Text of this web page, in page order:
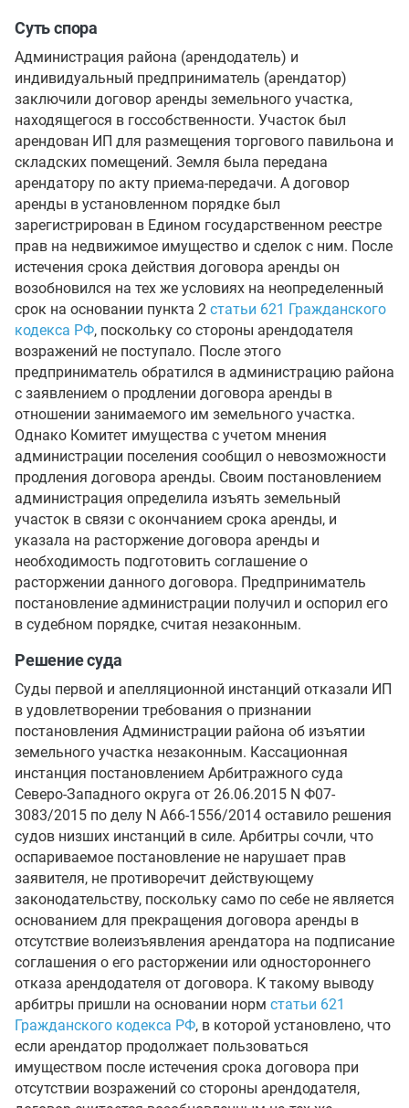
Суть спора
Администрация района (арендодатель) и
индивидуальный предприниматель (арендатор)
заключили договор аренды земельного участка,
находящегося в госсобственности. Участок был
арендован ИП для размещения торгового павильона и
складских помещений. Земля была передана
арендатору по акту приема-передачи. А договор
аренды в установленном порядке был
зарегистрирован в Едином государственном реестре
прав на недвижимое имущество и сделок с ним. После
истечения срока действия договора аренды он
возобновился на тех же условиях на неопределенный
срок на основании пункта 2 статьи 621 Гражданского
кодекса РФ, поскольку со стороны арендодателя
возражений не поступало. После этого
предприниматель обратился в администрацию района
с заявлением о продлении договора аренды в
отношении занимаемого им земельного участка.
Однако Комитет имущества с учетом мнения
администрации поселения сообщил о невозможности
продления договора аренды. Своим постановлением
администрация определила изъять земельный
участок в связи с окончанием срока аренды, и
указала на расторжение договора аренды и
необходимость подготовить соглашение о
расторжении данного договора. Предприниматель
постановление администрации получил и оспорил его
в судебном порядке, считая незаконным.
Решение суда
Суды первой и апелляционной инстанций отказали ИП
в удовлетворении требования о признании
постановления Администрации района об изъятии
земельного участка незаконным. Кассационная
инстанция постановлением Арбитражного суда
Северо-Западного округа от 26.06.2015 N Ф07-
3083/2015 по делу N А66-1556/2014 оставило решения
судов низших инстанций в силе. Арбитры сочли, что
оспариваемое постановление не нарушает прав
заявителя, не противоречит действующему
законодательству, поскольку само по себе не является
основанием для прекращения договора аренды в
отсутствие волеизъявления арендатора на подписание
соглашения о его расторжении или одностороннего
отказа арендодателя от договора. К такому выводу
арбитры пришли на основании норм статьи 621
Гражданского кодекса РФ, в которой установлено, что
если арендатор продолжает пользоваться
имуществом после истечения срока договора при
отсутствии возражений со стороны арендодателя,